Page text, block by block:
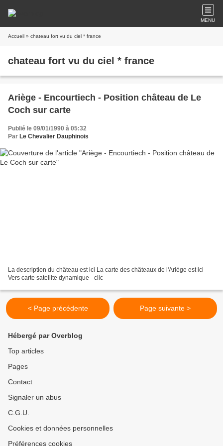
MENU
Accueil » chateau fort vu du ciel * france
chateau fort vu du ciel * france
Ariège - Encourtiech - Position château de Le
Coch sur carte
Publié le 09/01/1990 à 05:32
Par Le Chevalier Dauphinois
La description du château est ici La carte des châteaux de l'Ariège est ici
Vers carte satellite dynamique - clic
< Page précédente Page suivante >
Hébergé par Overblog
Top articles
Pages
Contact
Signaler un abus
C.G.U.
Cookies et données personnelles
Préférences cookies